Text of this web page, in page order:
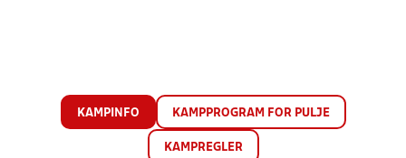
KAMPINFO KAMPPROGRAM FOR PULJE
KAMPREGLER